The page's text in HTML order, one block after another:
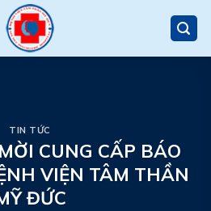
TIN TỨC
CUNG CẤP BÁO
VIỆN TÂM THẦN
ĐỨC